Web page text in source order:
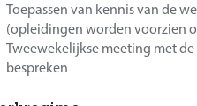
Toepassen van kennis van de
(opleidingen worden voorzien
Tweewekelijkse meeting met de
bespreken